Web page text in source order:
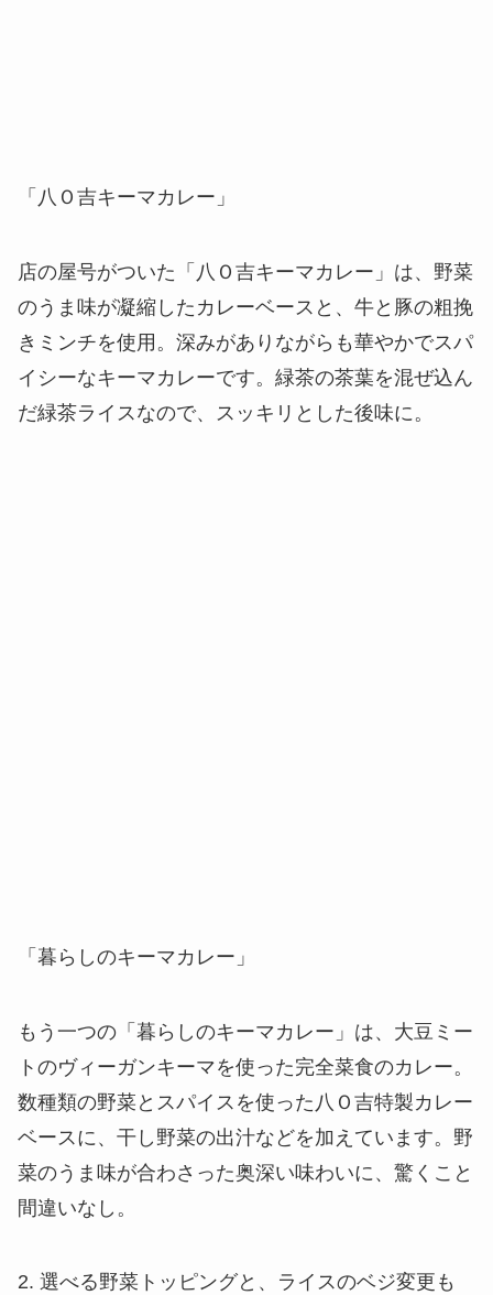
「八Ｏ吉キーマカレー」
店の屋号がついた「八Ｏ吉キーマカレー」は、野菜
のうま味が凝縮したカレーベースと、牛と豚の粗挽
きミンチを使用。深みがありながらも華やかでスパ
イシーなキーマカレーです。緑茶の茶葉を混ぜ込ん
だ緑茶ライスなので、スッキリとした後味に。
「暮らしのキーマカレー」
もう一つの「暮らしのキーマカレー」は、大豆ミー
トのヴィーガンキーマを使った完全菜食のカレー。
数種類の野菜とスパイスを使った八Ｏ吉特製カレー
ベースに、干し野菜の出汁などを加えています。野
菜のうま味が合わさった奥深い味わいに、驚くこと
間違いなし。
2. 選べる野菜トッピングと、ライスのベジ変更も